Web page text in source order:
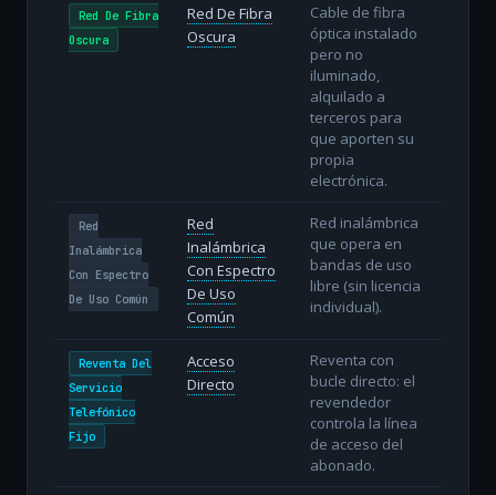
Red De Fibra
Oscura
Red De Fibra
Oscura
Cable de fibra
óptica instalado
pero no
iluminado,
alquilado a
terceros para
que aporten su
propia
electrónica.
Red
Inalámbrica
Con Espectro
De Uso Común
Red
Inalámbrica
Con Espectro
De Uso
Común
Red inalámbrica
que opera en
bandas de uso
libre (sin licencia
individual).
Reventa Del
Servicio
Telefónico
Fijo
Acceso
Directo
Reventa con
bucle directo: el
revendedor
controla la línea
de acceso del
abonado.